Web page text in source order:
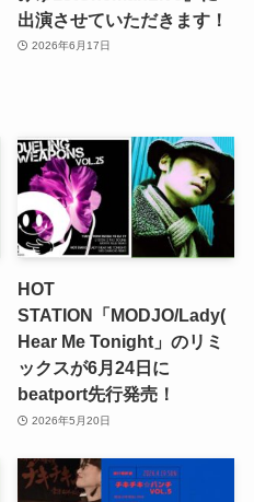
出演させていただきます！
2026年6月17日
HOT
STATION「MODJO/Lady(
Hear Me Tonight」のリミ
ックスが6月24日に
beatport先行発売！
2026年5月20日